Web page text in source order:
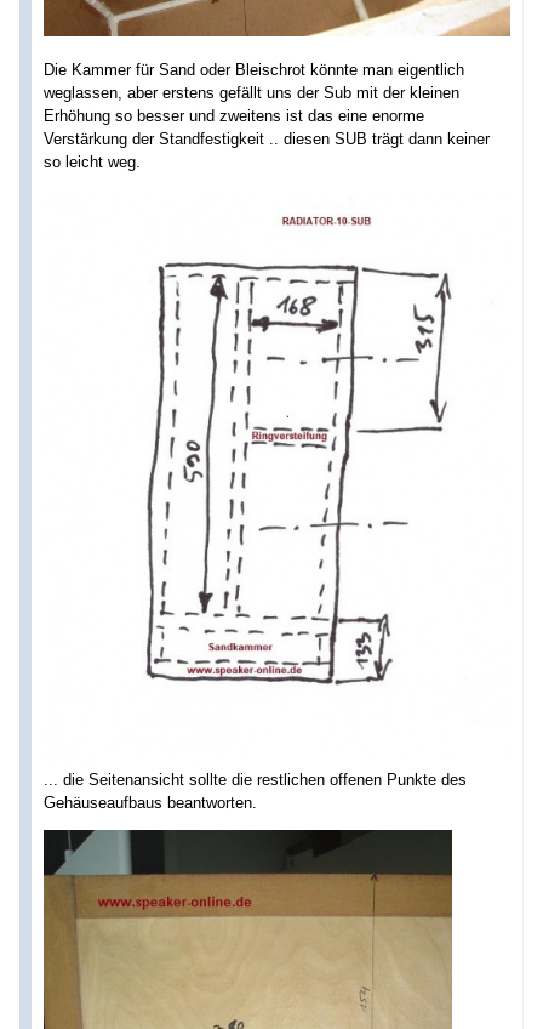
Die Kammer für Sand oder Bleischrot könnte man eigentlich
weglassen, aber erstens gefällt uns der Sub mit der kleinen
Erhöhung so besser und zweitens ist das eine enorme
Verstärkung der Standfestigkeit .. diesen SUB trägt dann keiner
so leicht weg.
... die Seitenansicht sollte die restlichen offenen Punkte des
Gehäuseaufbaus beantworten.